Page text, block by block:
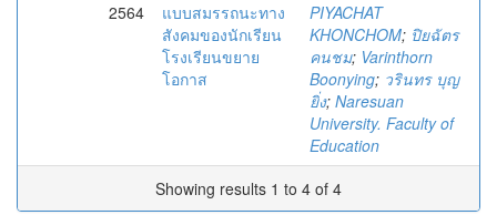
2564
แบบสมรรถนะทาง
สังคมของนักเรียน
โรงเรียนขยาย
โอกาส
PIYACHAT
KHONCHOM; ปิยฉัตร
คนชม; Varinthorn
Boonying; วรินทร บุญ
ยิ่ง; Naresuan
University. Faculty of
Education
Showing results 1 to 4 of 4